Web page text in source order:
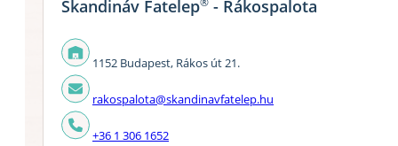
Skandináv Fatelep - Rákospalota
1152 Budapest, Rákos út 21.
rakospalota@skandinavfatelep.hu
+36 1 306 1652